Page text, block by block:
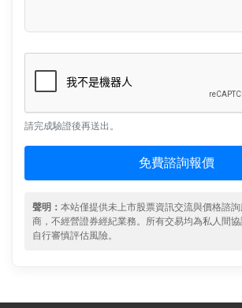
請完成驗證後再送出。
免費諮詢報價
聲明： 本站僅提供未上市股票資訊交流與價格諮
商，不經營證券經紀業務。所有交易均為私人間
自行審慎評估風險。